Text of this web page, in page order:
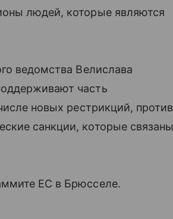
людей, которые являются
ведомства Велислава
часть
новых рестрикций, против
санкции, которые связаны
ЕС в Брюсселе.